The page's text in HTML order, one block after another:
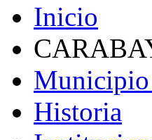
Inicio
Municipio
Historia